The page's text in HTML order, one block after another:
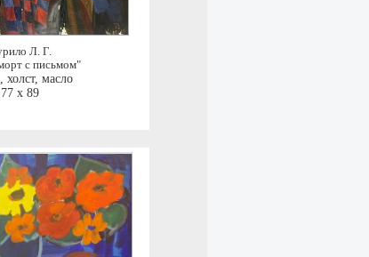
Л. Г.
с письмом"
, холст, масло
77 x 89